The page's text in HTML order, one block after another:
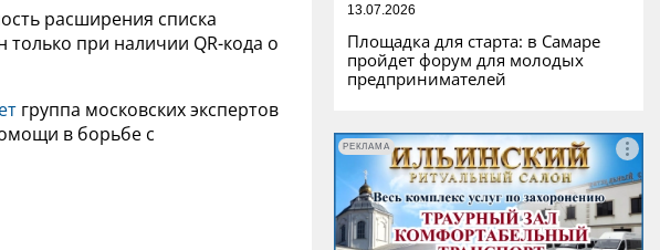
расширения списка
при наличии QR-кода о
группа московских экспертов
в борьбе с
13.07.2026
Площадка для старта: в Самаре
пройдет форум для молодых
предпринимателей
РЕКЛАМА